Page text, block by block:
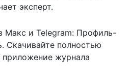
эксперт.
Макс и Telegram: Профиль-
. Скачивайте полностью
приложение журнала